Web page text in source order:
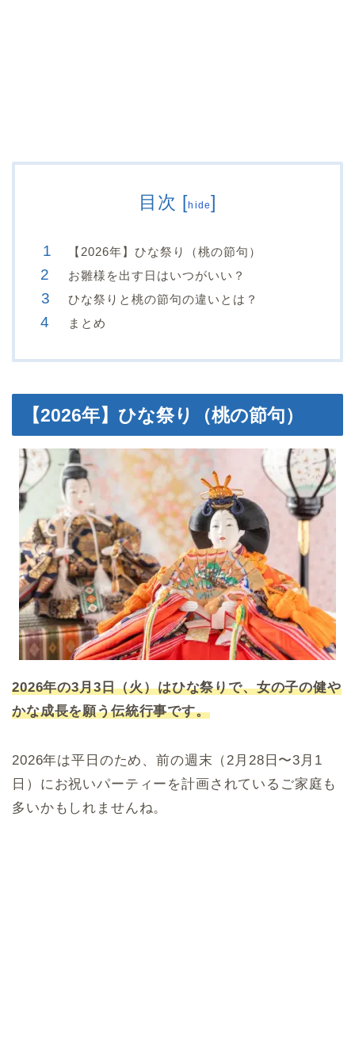
目次 [hide]
【2026年】ひな祭り（桃の節句）
お雛様を出す日はいつがいい？
ひな祭りと桃の節句の違いとは？
まとめ
【2026年】ひな祭り（桃の節句）
2026年の3月3日（火）はひな祭りで、女の子の健や
かな成長を願う伝統行事です。
2026年は平日のため、前の週末（2月28日〜3月1
日）にお祝いパーティーを計画されているご家庭も
多いかもしれませんね。